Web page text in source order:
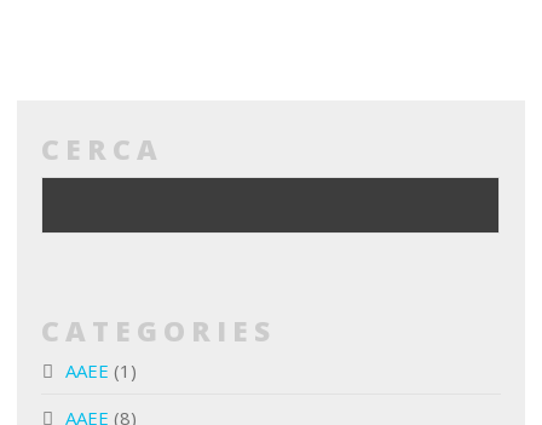
CERCA
CATEGORIES
AAEE (1)
AAEE (8)